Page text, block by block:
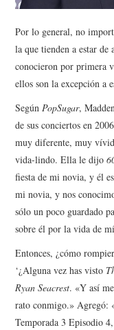
Por lo general, no
la que tienden a estar de
conocieron por primera
ellos son la excepción a
SegúnPopSugar,
de sus conciertos en
muy diferente, muy
vida-lindo. Ella le dijo
fiesta de mi novia, y él
mi novia, y nos
sólo un poco guardado
sobre él por la vida de
Entonces, ¿cómo
‘¿Alguna vez has visto
Ryan Seacrest. «Y así
rato conmigo.» Agregó:
Temporada 3 Episodio